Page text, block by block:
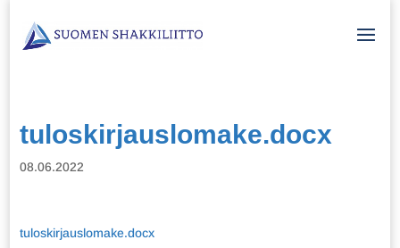
tuloskirjauslomake.docx
08.06.2022
tuloskirjauslomake.docx